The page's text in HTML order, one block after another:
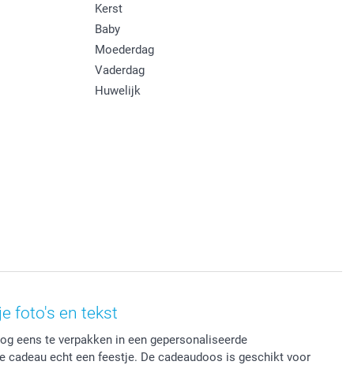
Kerst
Baby
Moederdag
Vaderdag
Huwelijk
foto's en tekst
eens te verpakken in een gepersonaliseerde
echt een feestje. De cadeaudoos is geschikt voor